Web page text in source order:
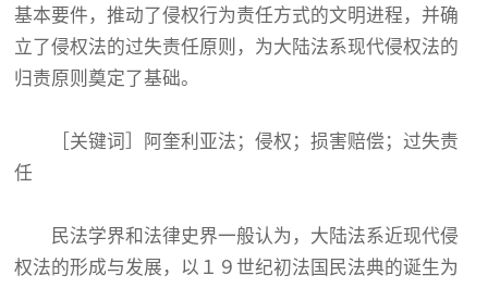
基本要件，推动了侵权行为责任方式的文明进程，并确
立了侵权法的过失责任原则，为大陆法系现代侵权法的
归责原则奠定了基础。
［关键词］阿奎利亚法；侵权；损害赔偿；过失责
任
民法学界和法律史界一般认为，大陆法系近现代侵
权法的形成与发展，以１９世纪初法国民法典的诞生为